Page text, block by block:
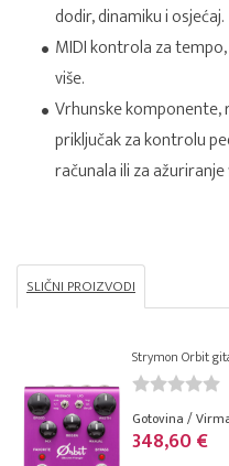
dodir, dinamiku i osjećaj.
MIDI kontrola za
više.
Vrhunske komponente,
priključak za kontrolu
računala ili za
SLIČNI PROIZVODI
Strymon Orbit
Gotovina /
348,60 €